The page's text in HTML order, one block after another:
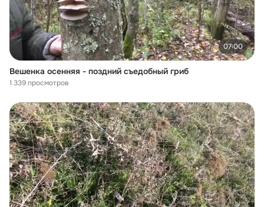
07:00
Вешенка осенняя - поздний съедобный гриб
1 339 просмотров